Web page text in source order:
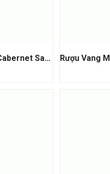
Rượu Vang Clos Du Val Cabernet Sauvignon Napa Valley